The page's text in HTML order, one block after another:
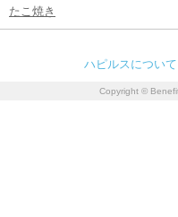
たこ焼き
ハピルスについて
Copyright ©